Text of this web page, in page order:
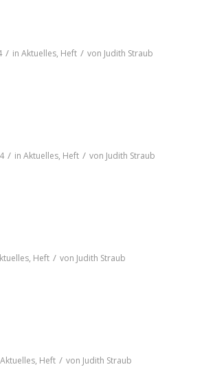
/ in Aktuelles, Heft / von Judith Straub
/ in Aktuelles, Heft / von Judith Straub
, Heft / von Judith Straub
Aktuelles, Heft / von Judith Straub